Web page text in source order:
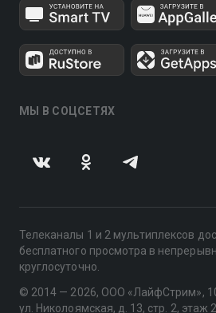
МЫ В СОЦСЕТЯХ
Телеканалы 1 и 2 мультиплексов
бесплатного просмотра в
круглосуточно.
© 2014 — 2026, ООО «ЛайфСтрим»,
ул. Николоямская, д. 13, стр. 2, этаж